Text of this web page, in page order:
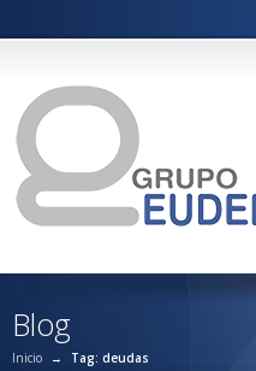
Blog
Inicio → Tag: deudas